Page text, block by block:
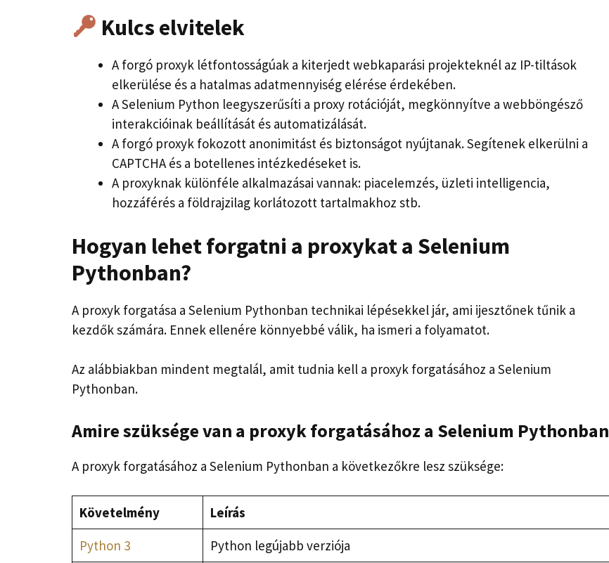
Kulcs elvitelek
A forgó proxyk létfontosságúak a kiterjedt webkaparási projekteknél az IP-tiltások
elkerülése és a hatalmas adatmennyiség elérése érdekében.
A Selenium Python leegyszerűsíti a proxy rotációját, megkönnyítve a webböngésző
interakcióinak beállítását és automatizálását.
A forgó proxyk fokozott anonimitást és biztonságot nyújtanak. Segítenek elkerülni a
CAPTCHA és a botellenes intézkedéseket is.
A proxyknak különféle alkalmazásai vannak: piacelemzés, üzleti intelligencia,
hozzáférés a földrajzilag korlátozott tartalmakhoz stb.
Hogyan lehet forgatni a proxykat a Selenium
Pythonban?
A proxyk forgatása a Selenium Pythonban technikai lépésekkel jár, ami ijesztőnek tűnik a
kezdők számára. Ennek ellenére könnyebbé válik, ha ismeri a folyamatot.
Az alábbiakban mindent megtalál, amit tudnia kell a proxyk forgatásához a Selenium
Pythonban.
Amire szüksége van a proxyk forgatásához a Selenium Pythonban
A proxyk forgatásához a Selenium Pythonban a következőkre lesz szüksége:
Követelmény
Leírás
Python 3
Python legújabb verziója